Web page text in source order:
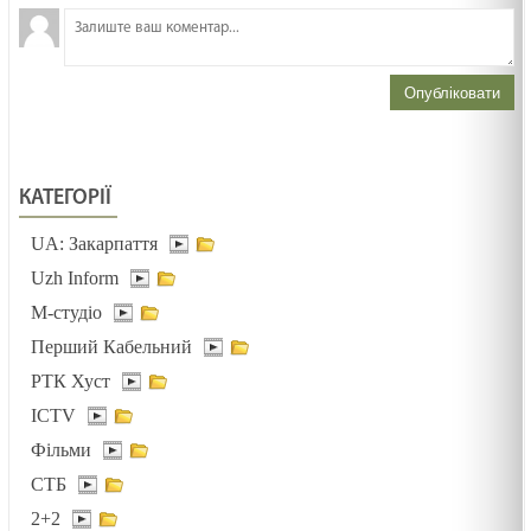
03.02.2025
Зустрітись для стосунків. Лк 2:22-40. Стрітеня
03.02.2025
ДОРОГОЮ СМЕРТІ /1490/ Майтеся файно
Опубліковати
КАТЕГОРІЇ
UA: Закарпаття
Uzh Inform
М-студіо
Перший Кабельний
РТК Хуст
ICTV
Фільми
СТБ
2+2